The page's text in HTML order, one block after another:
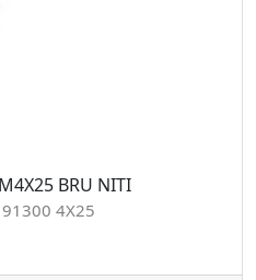
BRU NITI
91300 4X25